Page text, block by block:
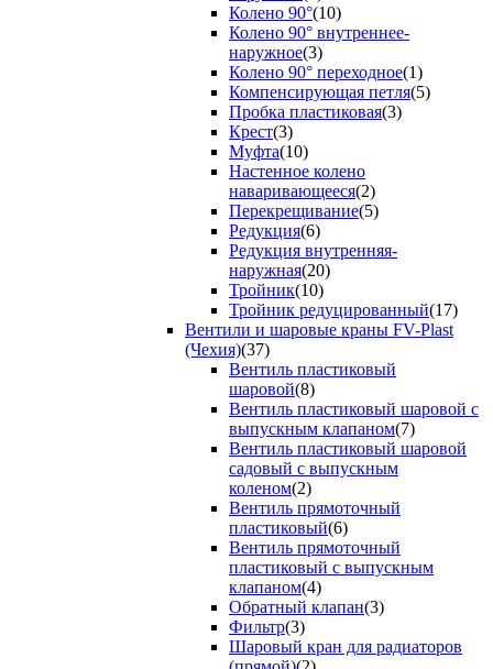
Колено 90°(10)
Колено 90° внутреннее-
наружное(3)
Колено 90° переходное(1)
Компенсирующая петля(5)
Пробка пластиковая(3)
Крест(3)
Муфта(10)
Настенное колено
наваривающееся(2)
Перекрещивание(5)
Редукция(6)
Редукция внутренняя-
наружная(20)
Тройник(10)
Тройник редуцированный(17)
Вентили и шаровые краны FV-Plast
(Чехия)(37)
Вентиль пластиковый
шаровой(8)
Вентиль пластиковый шаровой с
выпускным клапаном(7)
Вентиль пластиковый шаровой
садовый с выпускным
коленом(2)
Вентиль прямоточный
пластиковый(6)
Вентиль прямоточный
пластиковый с выпускным
клапаном(4)
Обратный клапан(3)
Фильтр(3)
Шаровый кран для радиаторов